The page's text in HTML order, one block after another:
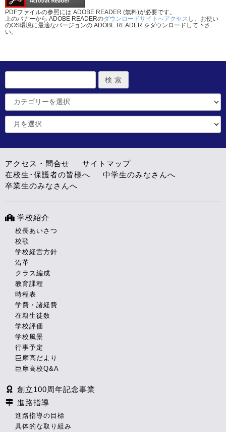
PDFファイルの参照には ADOBE READER (無料)が必要です。
上のバナーから ADOBE READERのダウンロードサイトへアクセス し、お使い
のOS環境に最適なバージョンの ADOBE READER をダウンロードして下さ
い。
アクセス・問合せ
サイトマップ
在校生･保護者の皆様へ
中学生のみなさんへ
卒業生のみなさんへ
学校紹介
校長あいさつ
校歌
学校経営方針
沿革
クラス編成
教育課程
時程表
学費・諸経費
在籍生徒数
学校評価
学校風景
行事予定
巨摩高だより
巨摩高校Q&A
創立100周年記念事業
進路指導
進路指導の目標
具体的な取り組み